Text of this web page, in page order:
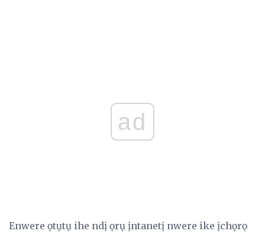
ad
Enwere ọtụtụ ihe ndị ọrụ ịntanetị nwere ike ịchọrọ